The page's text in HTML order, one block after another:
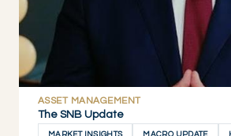
ASSET MANAGEMENT
The SNB Update